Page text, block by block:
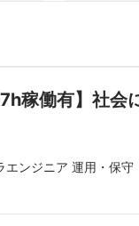
稼働有】社会
ンジニア 運用・保守